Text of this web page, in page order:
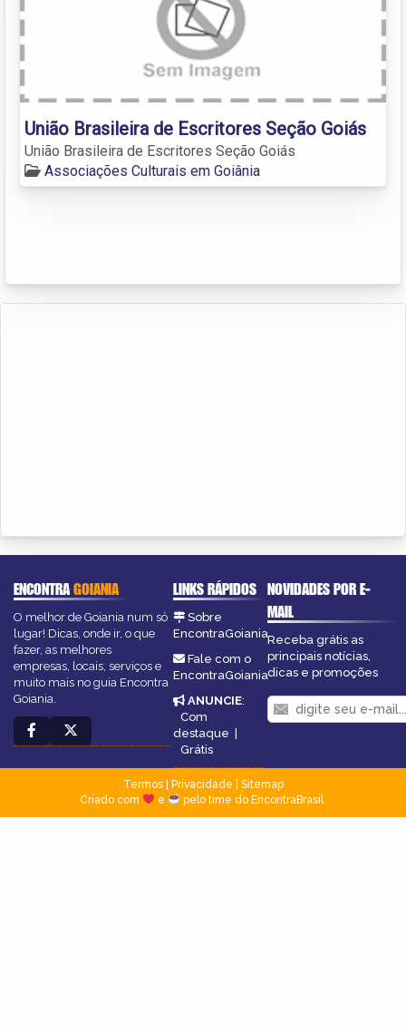
União Brasileira de Escritores Seção Goiás
União Brasileira de Escritores Seção Goiás
Associações Culturais em Goiânia
ENCONTRAGOIANIA
O melhor de Goiania num só
lugar! Dicas, onde ir, o que
fazer, as melhores
empresas, locais, serviços e
muito mais no guia Encontra
Goiania.
LINKS RÁPIDOS
Sobre
EncontraGoiania
Fale com o
EncontraGoiania
ANUNCIE:
Com
destaque |
Grátis
NOVIDADES POR E-
MAIL
Receba grátis as
principais notícias,
dicas e promoções
Termos| Privacidade
Sitemap
Criado com
e pelo time do EncontraBrasil